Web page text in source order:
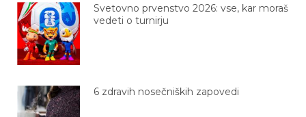
Svetovno prvenstvo 2026: vse, kar moraš
vedeti o turnirju
6 zdravih nosečniških zapovedi